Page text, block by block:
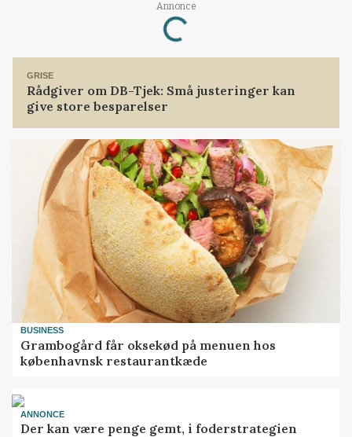
Annonce
Loading...
GRISE
Rådgiver om DB-Tjek: Små justeringer kan
give store besparelser
BUSINESS
Grambogård får oksekød på menuen hos
københavnsk restaurantkæde
ANNONCE
Der kan være penge gemt, i foderstrategien